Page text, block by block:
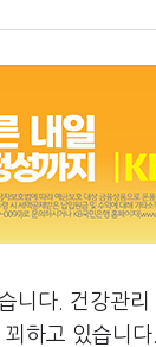
니다. 건강관
하고 있습니다.